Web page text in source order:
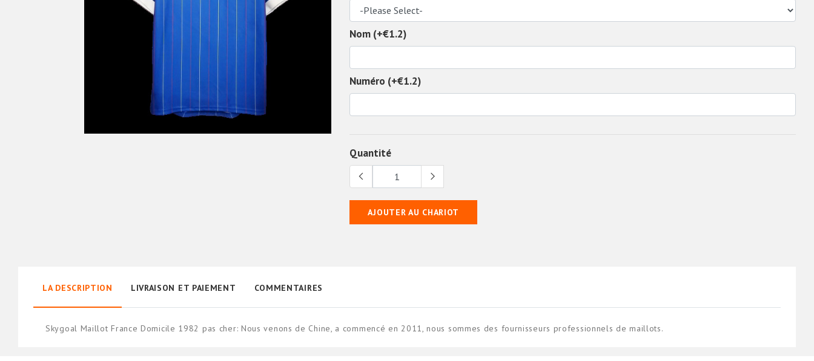
Nom (+€1.2)
Numéro (+€1.2)
Quantité
AJOUTER AU CHARIOT
LA DESCRIPTION LIVRAISON ET PAIEMENT COMMENTAIRES
Skygoal Maillot France Domicile 1982 pas cher: Nous venons de Chine, a commencé en 2011, nous sommes des fournisseurs professionnels de maillots.